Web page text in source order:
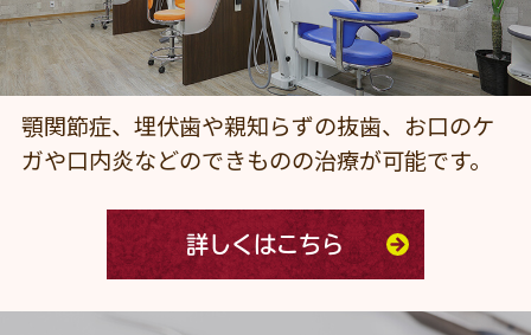
顎関節症、埋伏歯や親知らずの抜歯、お口のケ
ガや口内炎などのできものの治療が可能です。
詳しくはこちら